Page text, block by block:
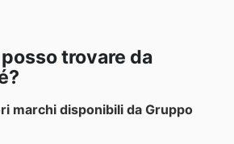
trovare da
marchi disponibili da Gruppo